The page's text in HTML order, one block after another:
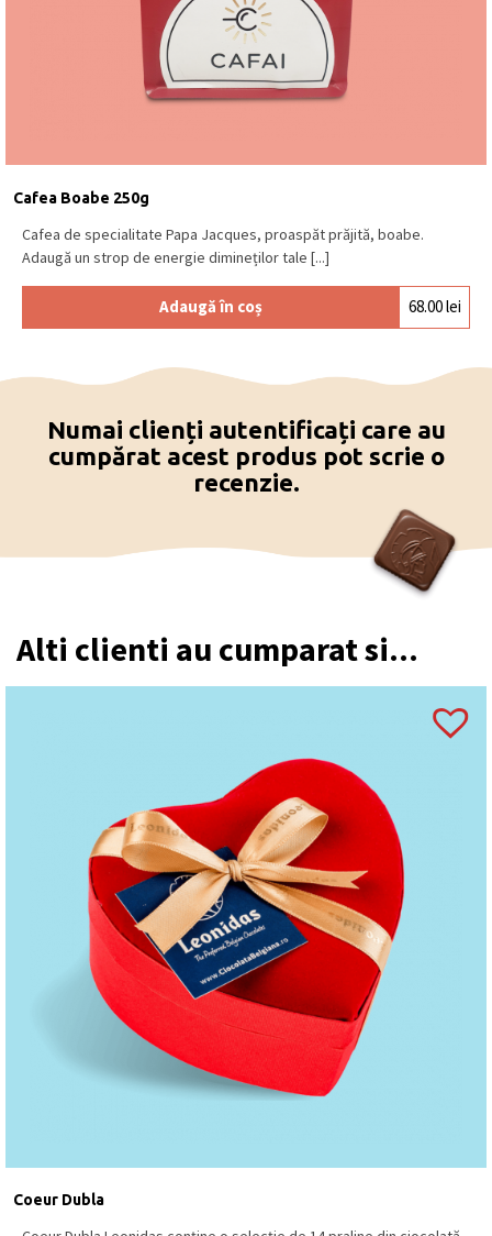
pentru persoane dragi.
Cafea Boabe 250g
Cafea de specialitate Papa Jacques, proaspăt prăjită, boabe.
Adaugă un strop de energie dimineților tale [...]
Adaugă în coș 68.00lei
Numai clienți autentificați care au
cumpărat acest produs pot scrie o
recenzie.
Alti clienti au cumparat si...
Coeur Dubla